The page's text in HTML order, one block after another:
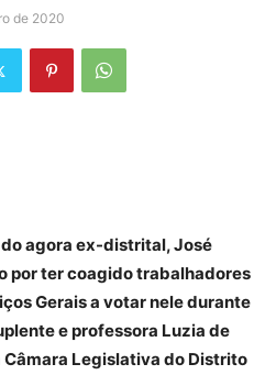
de 2020
agora ex-distrital, José
por ter coagido trabalhadores
Gerais a votar nele durante
e professora Luzia de
Câmara Legislativa do Distrito